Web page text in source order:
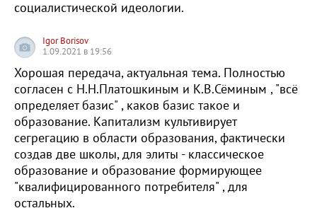
социалистической идеологии.
Igor Borisov
1.09.2021 в 19:56
Хорошая передача, актуальная тема. Полностью
согласен с Н.Н.Платошкиным и К.В.Сёминым , "всё
определяет базис" , каков базис такое и
образование. Капитализм культивирует
сегрегацию в области образования, фактически
создав две школы, для элиты - классическое
образование и образование формирующее
"квалифицированного потребителя" , для
остальных.